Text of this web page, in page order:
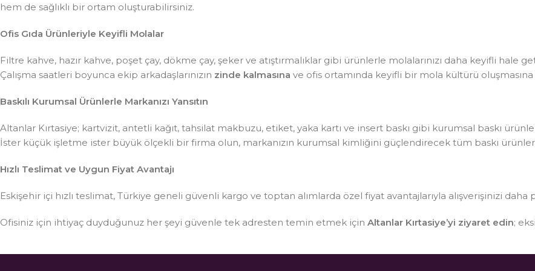
hem de sağlıklı bir ortam oluşturabilirsiniz.
Ofis Gıda Ürünleriyle Keyifli Molalar
Filtre kahve, hazır kahve, poşet çay, dökme çay, şeker ve atıştırmalıklar gibi ürünlerle molalarınızı daha keyifli hale
Çalışma saatleri boyunca ekip arkadaşlarınızın zinde kalmasına ve ofis ortamında keyifli bir mola kültürü oluşmasına
Baskılı Kurumsal Ürünlerle Markanızı Yansıtın
Altanlar Kırtasiye; kartvizit, antetli kağıt, tahsilat makbuzu, etiket, yaka kartı ve insert baskı gibi kurumsal baskı
İster küçük işletme ister büyük ölçekli bir firma olun, markanızın kurumsal kimliğini güçlendirecek tüm baskı
Hızlı Teslimat ve Uygun Fiyat Avantajı
Eskişehir içi hızlı teslimat, Türkiye geneli güvenli kargo ve toptan alımlarda özel fiyat avantajlarıyla alışverişinizi
Ofisiniz için ihtiyaç duyduğunuz her şeyi güvenle tek adresten temin etmek için Altanlar Kırtasiye’yi ziyaret edin;